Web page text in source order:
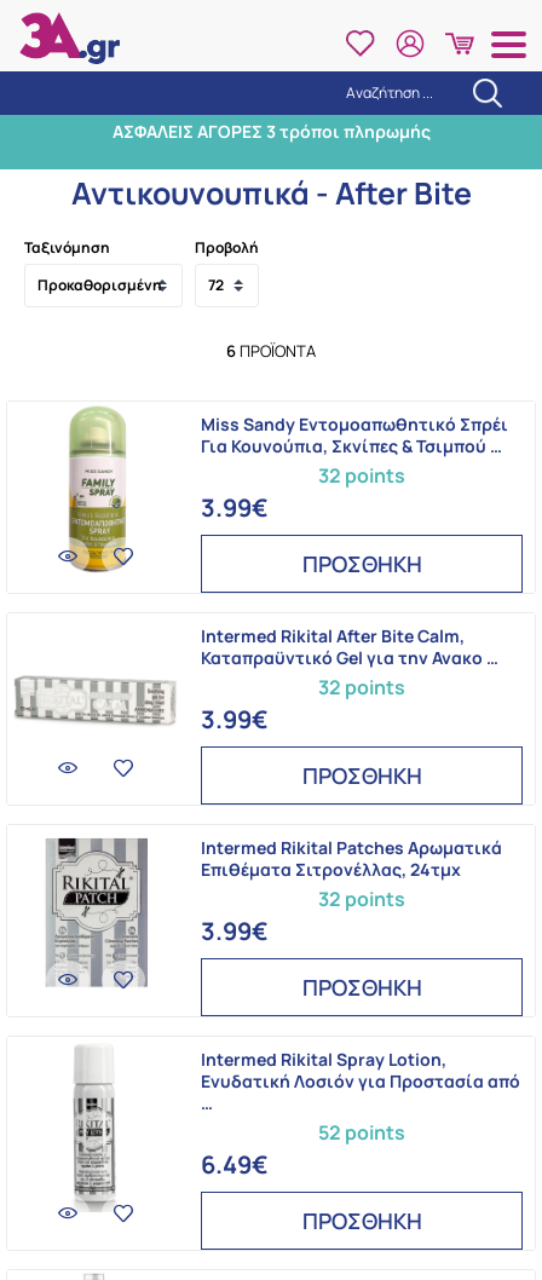
Αναζήτηση ...
ΑΣΦΑΛΕΙΣ ΑΓΟΡΕΣ 3 τρόποι πληρωμής
Αναζήτηση
Αντικουνουπικά - After Bite
Αντικουνουπικά - After Bite
Ταξινόμηση Προβολή
6ΠΡΟΪΌΝΤΑ
32 points
Miss Sandy Eντομοαπωθητικό Σπρέι
Για Κουνούπια, Σκνίπες & Τσιμπού …
3.99€
ΠΡΟΣΘΗΚΗ
32 points
Intermed Rikital After Bite Calm,
Καταπραϋντικό Gel για την Ανακο …
3.99€
ΠΡΟΣΘΗΚΗ
32 points
Intermed Rikital Patches Αρωματικά
Επιθέματα Σιτρονέλλας, 24τμχ
3.99€
ΠΡΟΣΘΗΚΗ
52 points
Intermed Rikital Spray Lotion,
Ενυδατική Λοσιόν για Προστασία από
…
6.49€
ΠΡΟΣΘΗΚΗ